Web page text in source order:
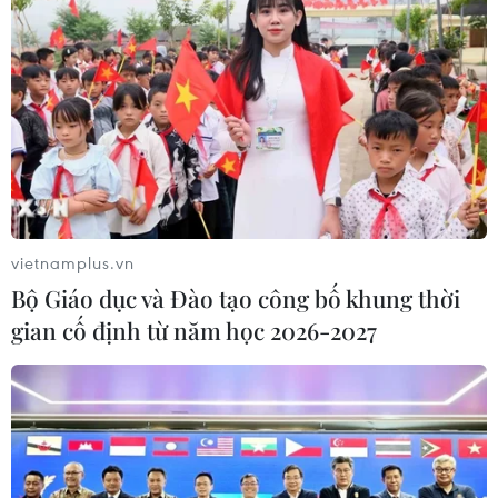
Mỹ có đang chuẩn bị một
chiến lược mới nhằm vào Iran?
07/08/2026 10:08
Thành phố Hồ Chí Minh: Họp mặt kỷ
07/08/2026 09:26
Trung Quốc hoàn thành bản đồ địa
chất mới của toàn bộ Mặt Trăng
07/08/2026 08:52
vietnamplus.vn
Bộ Giáo dục và Đào tạo công bố khung thời
gian cố định từ năm học 2026-2027